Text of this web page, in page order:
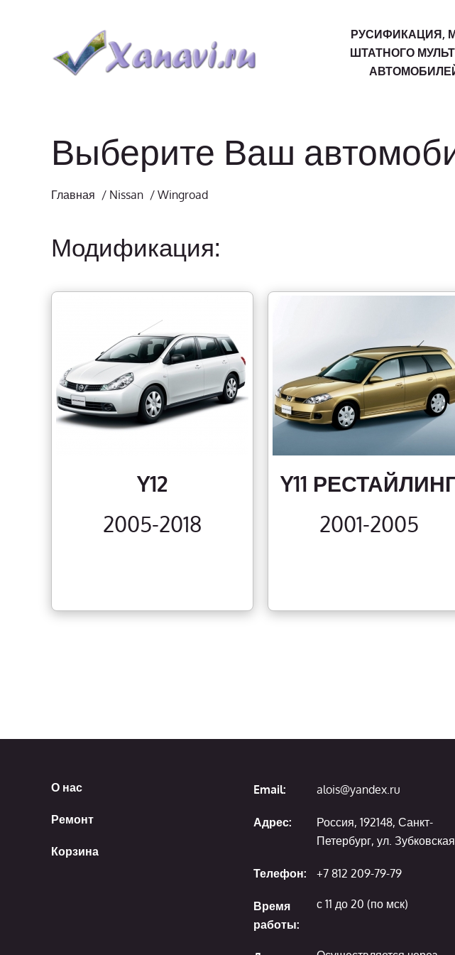
РУСИФИКАЦИЯ,
ШТАТНОГО
Выберите Ваш
Главная / Nissan / Wingroad
Модификация:
Y12
2005-2018
Y11
2001-2005
О нас
Ремонт
Корзина
Email: alois@yandex.ru
Адрес:
Россия, 192148, Санкт-
Петербург, ул. Зубковская
Телефон: +7 812 209-79-79
Время
работы:
с 11 до 20 (по мск)